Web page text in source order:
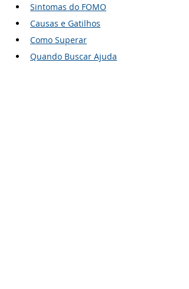
Sintomas do FOMO
Causas e Gatilhos
Como Superar
Quando Buscar Ajuda